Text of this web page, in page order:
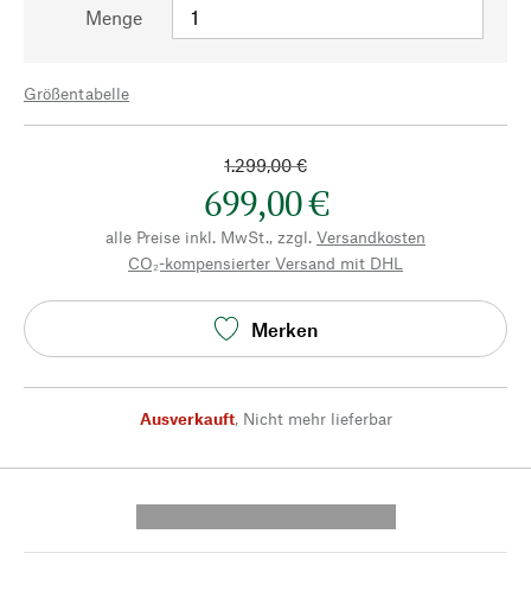
Menge
Größentabelle
1.299,00 €
699,00 €
alle Preise inkl. MwSt., zzgl. Versandkosten
CO₂-kompensierter Versand mit DHL
Merken
Ausverkauft, Nicht mehr lieferbar